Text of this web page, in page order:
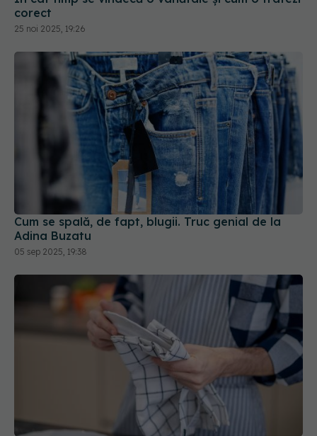
corect
25 noi 2025, 19:26
Cum se spală, de fapt, blugii. Truc genial de la
Adina Buzatu
05 sep 2025, 19:38